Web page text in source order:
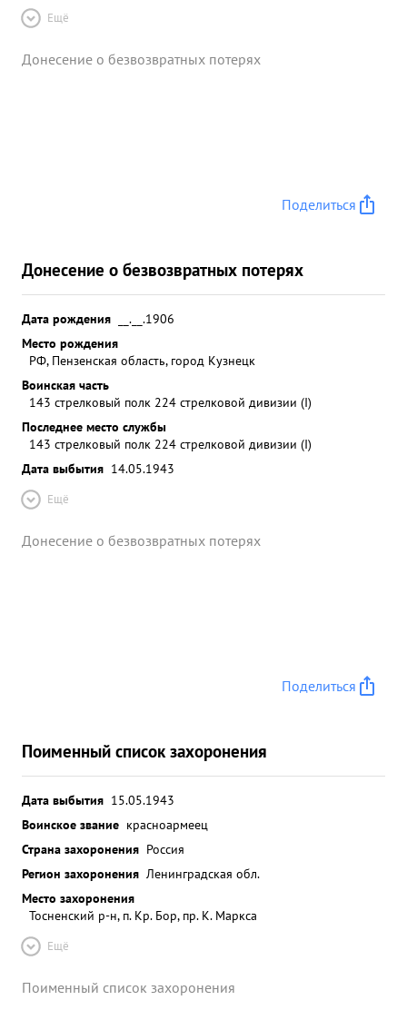
Ещё
Донесение о безвозвратных потерях
Поделиться
Донесение о безвозвратных потерях
Дата рождения
__.__.1906
Место рождения
РФ, Пензенская область, город Кузнецк
Воинская часть
143 стрелковый полк 224 стрелковой дивизии (I)
Последнее место службы
143 стрелковый полк 224 стрелковой дивизии (I)
Дата выбытия 14.05.1943
Ещё
Донесение о безвозвратных потерях
Поделиться
Поименный список захоронения
Дата выбытия 15.05.1943
Воинское звание красноармеец
Страна захоронения Россия
Регион захоронения Ленинградская обл.
Место захоронения
Тосненский р-н, п. Кр. Бор, пр. К. Маркса
Ещё
Поименный список захоронения